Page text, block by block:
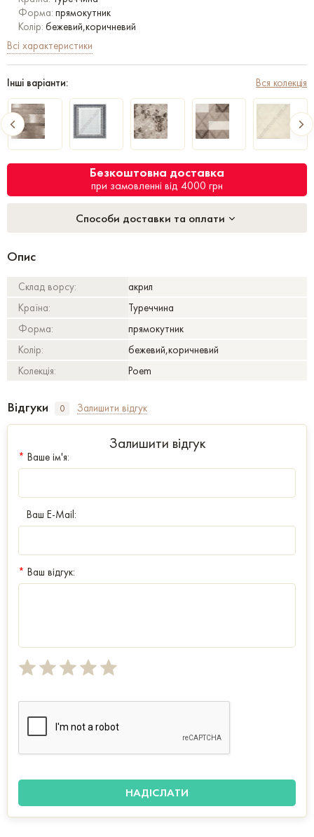
Форма: прямокутник
Колір: бежевий,коричневий
Всі характеристики
Інші варіанти: Вся колекція
Безкоштовна доставка
при замовленні від 4000 грн
Способи доставки та оплати
Опис
Склад ворсу:
акрил
Країна:
Туреччина
Форма:
прямокутник
Колір:
бежевий,коричневий
Колекція:
Poem
Відгуки 0 Залишити відгук
Залишити відгук
* Ваше ім'я:
Ваш E-Mail:
* Ваш відгук: